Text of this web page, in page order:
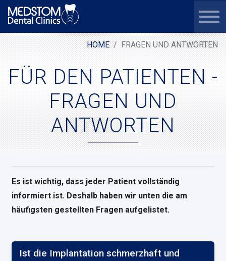
HOME FRAGEN UND ANTWORTEN
FÜR DEN PATIENTEN -
FRAGEN UND
ANTWORTEN
Es ist wichtig, dass jeder Patient vollständig
informiert ist. Deshalb haben wir unten die am
häufigsten gestellten Fragen aufgelistet.
Ist die Implantation schmerzhaft und